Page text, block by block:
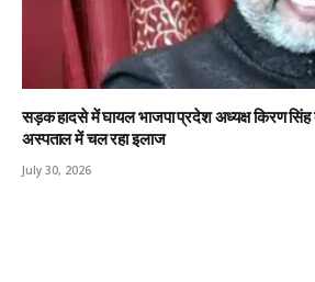
सड़क हादसे में घायल भाजपा प्रदेश अध्यक्ष किरण सिंह
अस्पताल में चल रहा इलाज
July 30, 2026